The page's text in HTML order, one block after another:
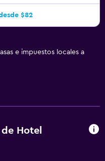
$82
e impuestos locales a
Hotel